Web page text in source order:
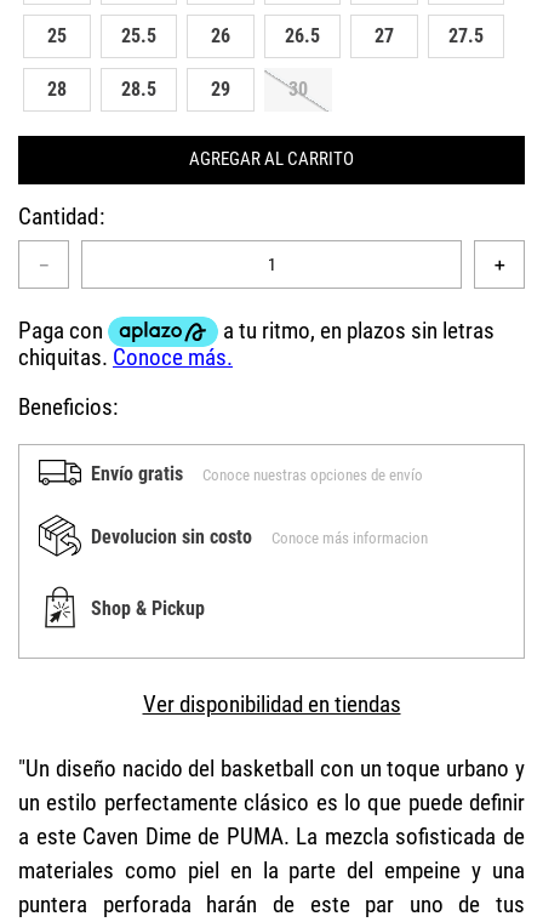
25 25.5 26 26.5 27 27.5
28 28.5 29 30
AGREGAR AL CARRITO
Cantidad
＋
－
Beneficios:
Envío gratis Conoce nuestras opciones de envío
Devolucion sin costo Conoce más informacion
Shop & Pickup
Ver disponibilidad en tiendas
"Un diseño nacido del basketball con un toque urbano y
un estilo perfectamente clásico es lo que puede definir
a este Caven Dime de PUMA. La mezcla sofisticada de
materiales como piel en la parte del empeine y una
puntera perforada harán de este par uno de tus